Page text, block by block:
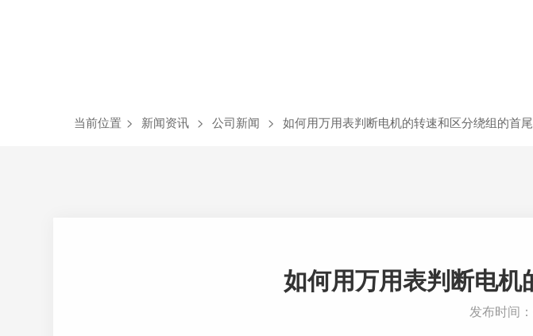
当前位置 > 新闻资讯 > 公司新闻 > 如何用万用表判断电机的转速和区分绕组的首尾
如何用万用表判断电
发布时间